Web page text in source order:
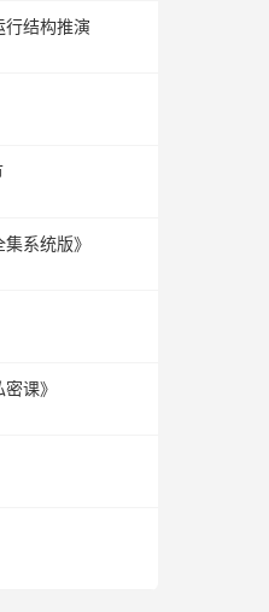
结构推演
系统版》
课》